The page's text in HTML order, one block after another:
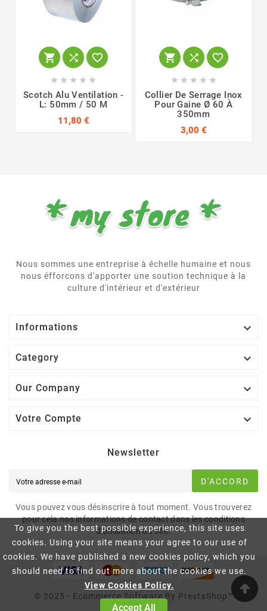
To give you the best possible experience, this site uses
cookies. Using your site means your agree to our use of
cookies. We have published a new cookies policy, which you
should need to find out more about the cookies we use.
View Cookies Policy.
Accept All
  
    
Scotch Alu Ventilation -
L: 50mm / 50 M
11,80 €
  
    
Collier De Serrage Inox
Pour Gaine Ø 60 À
350mm
3,00 €
Nous sommes une entreprise à échelle humaine et nous
nous éfforcons d'apporter une soution technique à la
culture d'intérieur et d'extérieur
Informations 
Category 
Our Company 
Votre Compte 
Newsletter
D'ACCORD
Vous pouvez vous désinscrire à tout moment. Vous trouverez
pour cela nos informations de contact dans les conditions
d'utilisation du site.
© 2025 - Ecommerce Software By PrestaShop™